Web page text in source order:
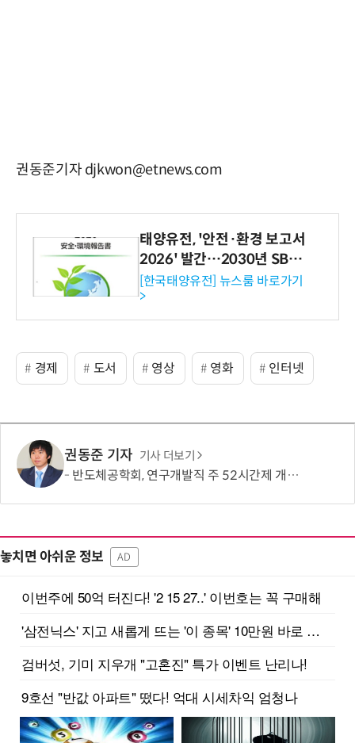
권동준기자 djkwon@etnews.com
태양유전, '안전·환경 보고서
2026' 발간…2030년 SBT
수준 온실가스 감축 추진
[한국태양유전] 뉴스룸 바로가기
>
경제 도서 영상 영화 인터넷
권동준 기자 기사 더보기
반도체공학회, 연구개발직 주 52시간제 개선 요구
놓치면 아쉬운 정보 AD